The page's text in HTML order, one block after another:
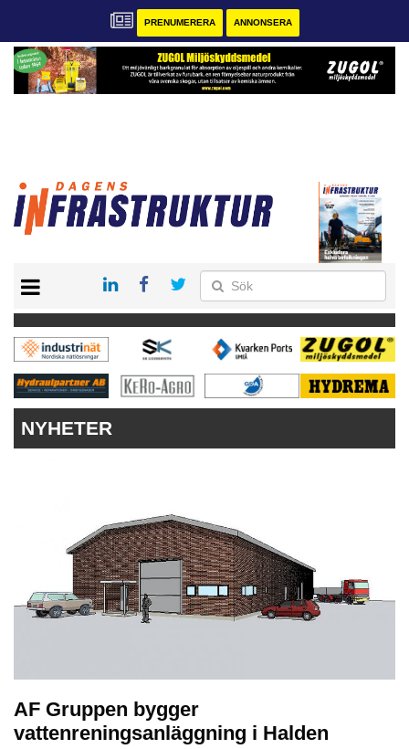
PRENUMERERA ANNONSERA
KONTAKT
VÅRA ANDRA MAGASIN
PRENUMERERA
ANNONSERA
NYHETER
AF Gruppen bygger
vattenreningsanläggning i Halden